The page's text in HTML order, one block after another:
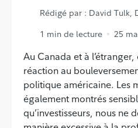
Rédigé par : David Tulk,
1 min de lecture 25
Au Canada et à
réaction au
politique américaine. Les
également montrés
qu’investisseurs, nous ne